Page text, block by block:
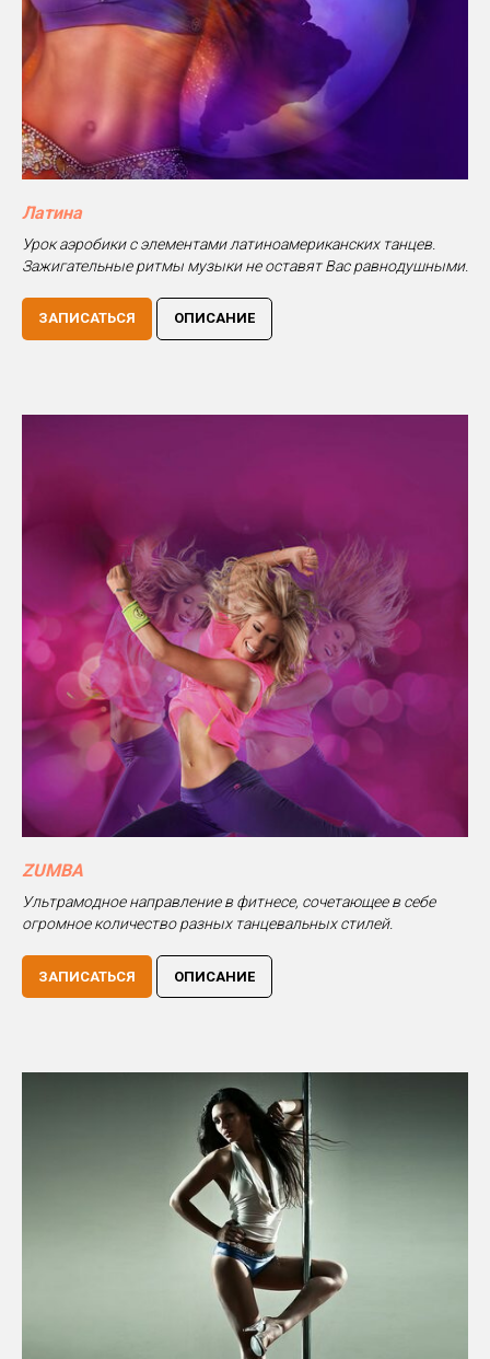
Латина
Урок аэробики с элементами латиноамериканских танцев.
Зажигательные ритмы музыки не оставят Вас равнодушными.
ЗАПИСАТЬСЯ ОПИСАНИЕ
ZUMBA
Ультрамодное направление в фитнесе, сочетающее в себе
огромное количество разных танцевальных стилей.
ЗАПИСАТЬСЯ ОПИСАНИЕ